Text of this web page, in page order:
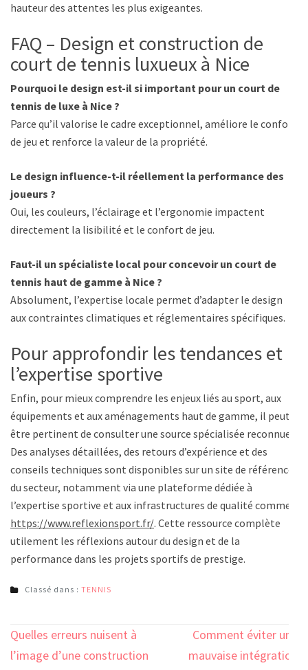
hauteur des attentes les plus exigeantes.
FAQ – Design et construction de
court de tennis luxueux à Nice
Pourquoi le design est-il si important pour un court de
tennis de luxe à Nice ?
Parce qu’il valorise le cadre exceptionnel, améliore le confort
de jeu et renforce la valeur de la propriété.
Le design influence-t-il réellement la performance des
joueurs ?
Oui, les couleurs, l’éclairage et l’ergonomie impactent
directement la lisibilité et le confort de jeu.
Faut-il un spécialiste local pour concevoir un court de
tennis haut de gamme à Nice ?
Absolument, l’expertise locale permet d’adapter le design
aux contraintes climatiques et réglementaires spécifiques.
Pour approfondir les tendances et
l’expertise sportive
Enfin, pour mieux comprendre les enjeux liés au sport, aux
équipements et aux aménagements haut de gamme, il peut
être pertinent de consulter une source spécialisée reconnue.
Des analyses détaillées, des retours d’expérience et des
conseils techniques sont disponibles sur un site de référence
du secteur, notamment via une plateforme dédiée à
l’expertise sportive et aux infrastructures de qualité comme
https://www.reflexionsport.fr/. Cette ressource complète
utilement les réflexions autour du design et de la
performance dans les projets sportifs de prestige.
Classé dans : TENNIS
Navigation
de
Quelles erreurs nuisent à
l’image d’une construction
Comment éviter une
mauvaise intégration